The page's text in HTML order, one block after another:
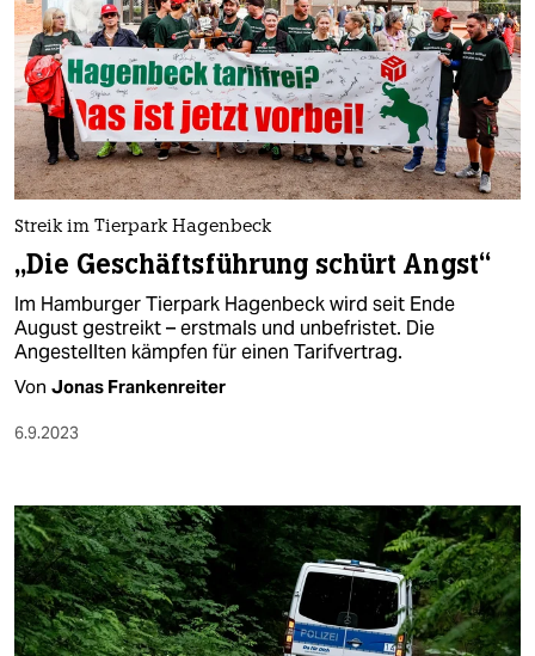
Streik im Tierpark Hagenbeck
„Die Geschäftsführung schürt Angst“
Im Hamburger Tierpark Hagenbeck wird seit Ende
August gestreikt – erstmals und unbefristet. Die
Angestellten kämpfen für einen Tarifvertrag.
Von Jonas Frankenreiter
6.9.2023